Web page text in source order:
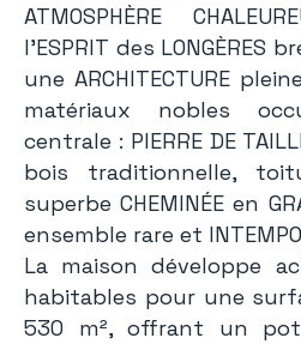
ATMOSPHÈRE
l’ESPRIT des LONGÈRES
une ARCHITECTURE
matériaux nobles
centrale : PIERRE DE
bois traditionnelle,
superbe CHEMINÉE en
ensemble rare et
La maison développe
habitables pour une
530 m², offrant un